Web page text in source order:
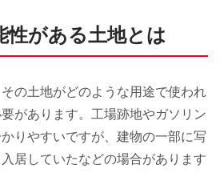
性がある土地とは
の土地がどのような用途で使われ
があります。工場跡地やガソリン
りやすいですが、建物の一部に写
居していたなどの場合があります